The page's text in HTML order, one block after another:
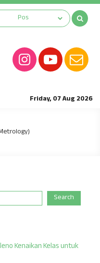
Friday, 07 Aug 2026
Search
Kenaikan Kelas untuk